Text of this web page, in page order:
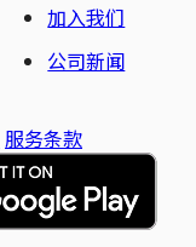
加入我们
公司新闻
服务条款